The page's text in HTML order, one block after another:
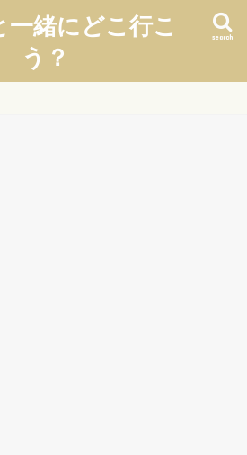
一緒にどこ行こ
う？
search